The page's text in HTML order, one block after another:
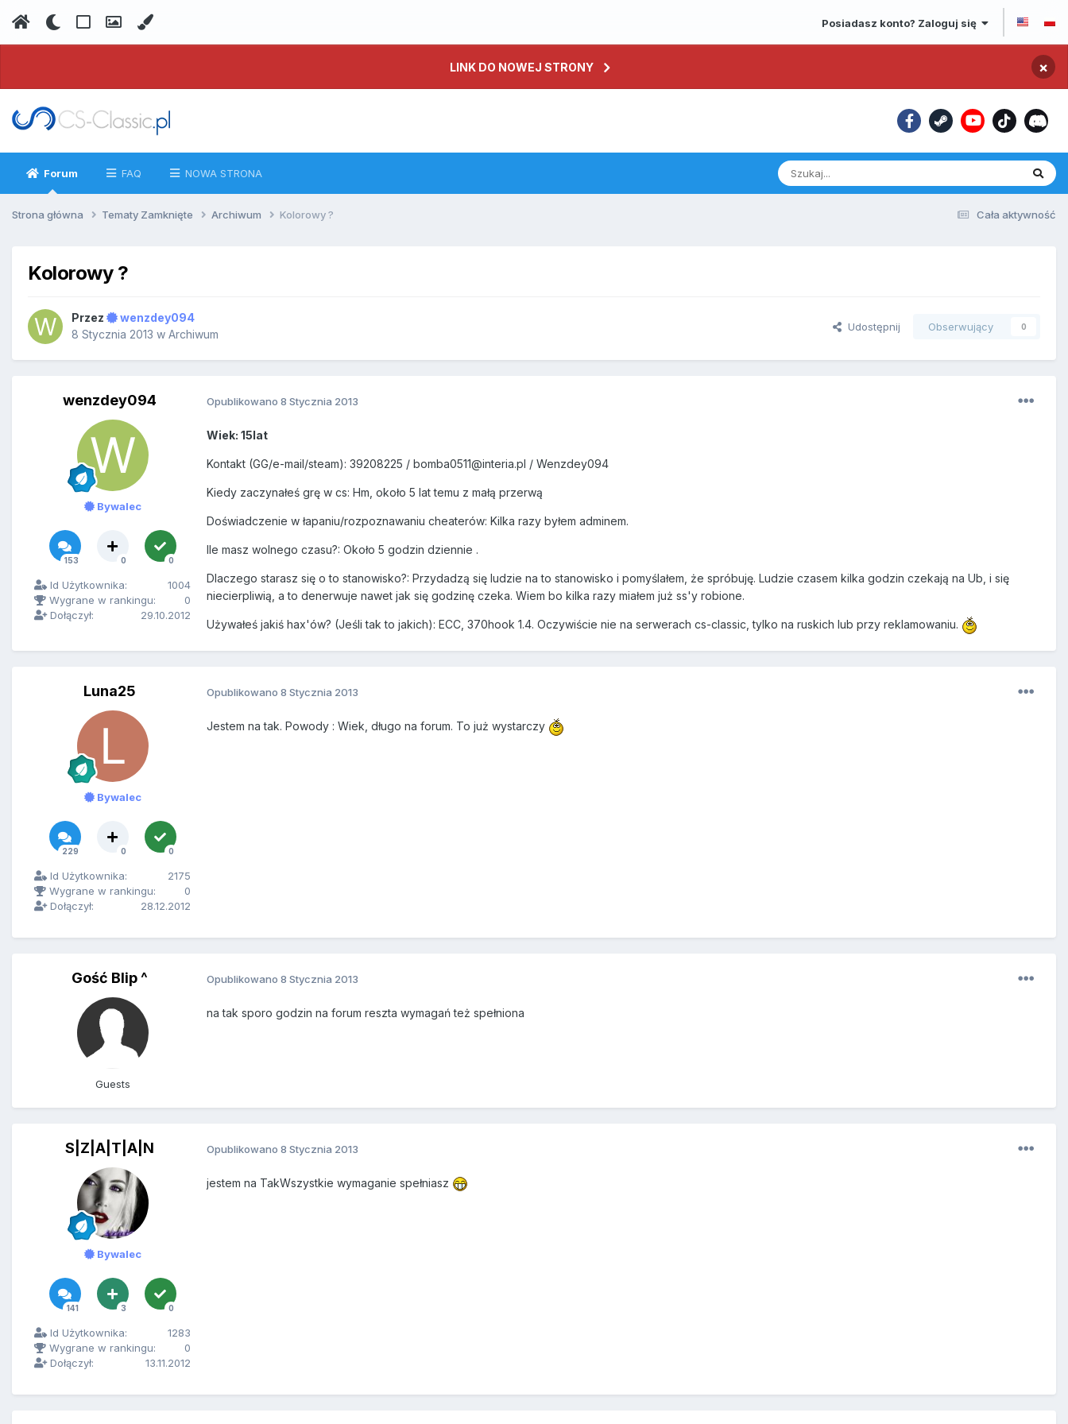
Posiadasz konto? Zaloguj się
LINK DO NOWEJ STRONY ×
Forum FAQ NOWA STRONA
Cała aktywność
Strona główna Tematy Zamknięte Archiwum Kolorowy ?
Kolorowy ?
Przez
wenzdey094
8 Stycznia 2013 w Archiwum
Udostępnij Obserwujący 0
wenzdey094
Bywalec
153 0 0
Id Użytkownika:
1004
Wygrane w rankingu:
0
Dołączył:
29.10.2012
Opublikowano 8 Stycznia 2013
Wiek: 15lat
Kontakt (GG/e-mail/steam): 39208225 / bomba0511@interia.pl / Wenzdey094
Kiedy zaczynałeś grę w cs: Hm, około 5 lat temu z małą przerwą
Doświadczenie w łapaniu/rozpoznawaniu cheaterów: Kilka razy byłem adminem.
Ile masz wolnego czasu?: Około 5 godzin dziennie .
Dlaczego starasz się o to stanowisko?: Przydadzą się ludzie na to stanowisko i pomyślałem, że spróbuję. Ludzie czasem kilka godzin czekają na Ub, i się
niecierpliwią, a to denerwuje nawet jak się godzinę czeka. Wiem bo kilka razy miałem już ss'y robione.
Używałeś jakiś hax'ów? (Jeśli tak to jakich): ECC, 370hook 1.4. Oczywiście nie na serwerach cs-classic, tylko na ruskich lub przy reklamowaniu.
Luna25
Bywalec
229 0 0
Id Użytkownika:
2175
Wygrane w rankingu:
0
Dołączył:
28.12.2012
Opublikowano 8 Stycznia 2013
Jestem na tak. Powody : Wiek, długo na forum. To już wystarczy
Gość Blip ^
Guests
Opublikowano 8 Stycznia 2013
na tak sporo godzin na forum reszta wymagań też spełniona
S|Z|A|T|A|N
Bywalec
141 3 0
Id Użytkownika:
1283
Wygrane w rankingu:
0
Dołączył:
13.11.2012
Opublikowano 8 Stycznia 2013
jestem na TakWszystkie wymaganie spełniasz